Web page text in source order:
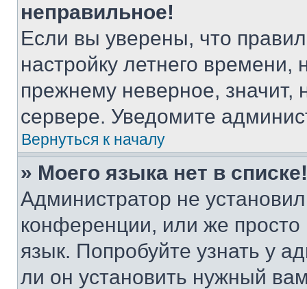
неправильное!
Если вы уверены, что
настройку летнего
прежнему неверное, значит,
сервере. Уведомите
Вернуться к началу
» Моего языка нет в списке!
Администратор не
конференции, или же
язык. Попробуйте узнать у
ли он установить нужный